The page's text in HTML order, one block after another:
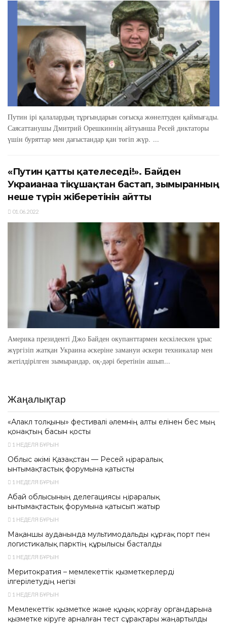
Путин ірі қалалардың тұрғындарын соғысқа жөнелтуден қаймығады.
Саясаттанушы Дмитрий Орешкиннің айтуынша Ресей диктаторы
үшін буряттар мен дағыстандар қан төгіп жүр. ...
«Путин қатты қателеседі!». Байден
Украианаға тікұшақтан бастап, зымыранның
неше түрін жіберетінін айтты
01.06.2022
Америка президенті Джо Байден окупанттармен кескілескен ұрыс
жүргізіп жатқан Украина әскеріне замануи әскери техникалар мен
жетілдірілген зымырандар, оқ-дәрі беретінін ашып...
Жаңалықтар
«Алакөл толқыны» фестивалі әлемнің алты елінен бес мың
қонақтың басын қосты
1 НЕДЕЛЯ БҰРЫН
Облыс әкімі Қазақстан — Ресей өңіраралық
ынтымақтастық форумына қатысты
1 НЕДЕЛЯ БҰРЫН
Абай облысының делегациясы өңіраралық
ынтымақтастық форумына қатысып жатыр
1 НЕДЕЛЯ БҰРЫН
Мақаншы ауданында мультимодальды құрғақ порт пен
логистикалық парктің құрылысы басталды
1 НЕДЕЛЯ БҰРЫН
Меритократия – мемлекеттік қызметкерлерді
ілгерілетудің негізі
1 НЕДЕЛЯ БҰРЫН
Мемлекеттік қызметке және құқық қорғау органдарына
қызметке кіруге арналған тест сұрақтары жаңартылды